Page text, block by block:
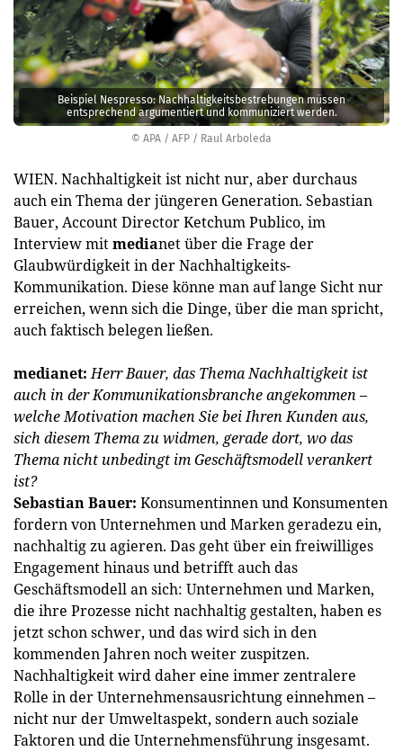
© APA / AFP / Raul Arboleda
Beispiel Nespresso: Nachhaltigkeitsbestrebungen müssen
entsprechend argumentiert und kommuniziert werden.
WIEN. Nachhaltigkeit ist nicht nur, aber durchaus
auch ein Thema der jüngeren Generation. Sebastian
Bauer, Account Director Ketchum Publico, im
Interview mitmedianet über die Frage der
Glaubwürdigkeit in der Nachhaltigkeits-
Kommunikation. Diese könne man auf lange Sicht nur
erreichen, wenn sich die Dinge, über die man spricht,
auch faktisch belegen ließen.
medianet:Herr Bauer, das Thema Nachhaltigkeit ist
auch in der Kommunikationsbranche angekommen –
welche Motivation machen Sie bei Ihren Kunden aus,
sich diesem Thema zu widmen, gerade dort, wo das
Thema nicht unbedingt im Geschäftsmodell verankert
ist?
Sebastian Bauer: Konsumentinnen und Konsumenten
fordern von Unternehmen und Marken geradezu ein,
nachhaltig zu agieren. Das geht über ein freiwilliges
Engagement hinaus und betrifft auch das
Geschäftsmodell an sich: Unternehmen und Marken,
die ihre Prozesse nicht nachhaltig gestalten, haben es
jetzt schon schwer, und das wird sich in den
kommenden Jahren noch weiter zuspitzen.
Nachhaltigkeit wird daher eine immer zentralere
Rolle in der Unternehmensausrichtung einnehmen –
nicht nur der Umweltaspekt, sondern auch soziale
Faktoren und die Unternehmensführung insgesamt.